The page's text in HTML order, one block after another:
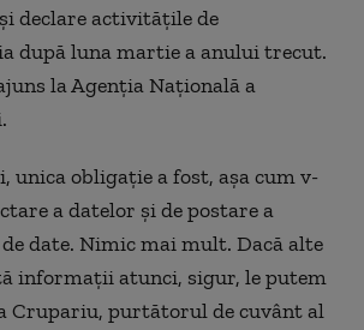
declare activitățile de
după luna martie a anului trecut.
la Agenţia Naţională a
unica obligație a fost, așa cum v-
a datelor și de postare a
date. Nimic mai mult. Dacă alte
informații atunci, sigur, le putem
Crupariu, purtătorul de cuvânt al